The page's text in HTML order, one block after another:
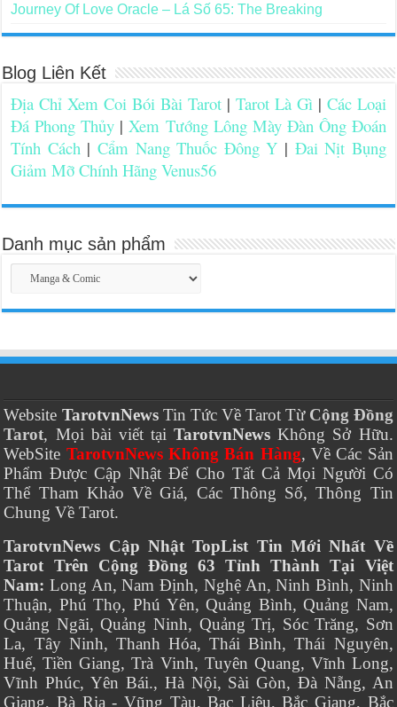
Journey Of Love Oracle – Lá Số 65: The Breaking
Blog Liên Kết
Địa Chỉ Xem Coi Bói Bài Tarot | Tarot Là Gì | Các Loại
Đá Phong Thủy |Xem Tướng Lông Mày Đàn Ông Đoán
Tính Cách |Cẩm Nang Thuốc Đông Y | Đai Nịt Bụng
Giảm Mỡ Chính Hãng Venus56
Danh mục sản phẩm
Website TarotvnNewsTin Tức Về Tarot Từ Cộng Đồng
Tarot, Mọi bài viết tạiTarotvnNews Không Sở Hữu.
WebSite TarotvnNews Không Bán Hàng, Về Các Sản
Phẩm Được Cập Nhật Để Cho Tất Cả Mọi Người Có
Thể Tham Khảo Về Giá, Các Thông Số, Thông Tin
Chung Về Tarot.
TarotvnNews Cập Nhật TopList Tin Mới Nhất Về
Tarot Trên Cộng Đồng 63 Tỉnh Thành Tại Việt
Nam: Long An, Nam Định, Nghệ An, Ninh Bình, Ninh
Thuận, Phú Thọ, Phú Yên, Quảng Bình, Quảng Nam,
Quảng Ngãi, Quảng Ninh, Quảng Trị, Sóc Trăng, Sơn
La, Tây Ninh, Thanh Hóa, Thái Bình, Thái Nguyên,
Huế, Tiền Giang, Trà Vinh, Tuyên Quang, Vĩnh Long,
Vĩnh Phúc, Yên Bái., Hà Nội, Sài Gòn, Đà Nẵng, An
Giang, Bà Rịa - Vũng Tàu, Bạc Liêu, Bắc Giang, Bắc